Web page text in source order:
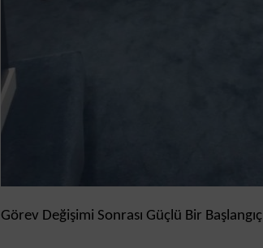
Görev Değişimi Sonrası Güçlü Bir Başlangıç